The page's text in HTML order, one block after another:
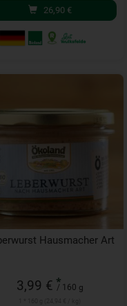
26,90 €
Hausmacher Art
3,99 € *
/ 160 g